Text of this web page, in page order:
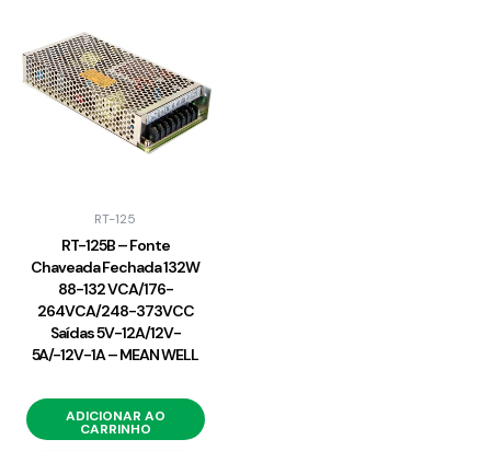
RT-125
RT-125B – Fonte
Chaveada Fechada 132W
88-132 VCA/176-
264VCA/248-373VCC
Saídas 5V-12A/12V-
5A/-12V-1A – MEAN WELL
ADICIONAR AO
CARRINHO